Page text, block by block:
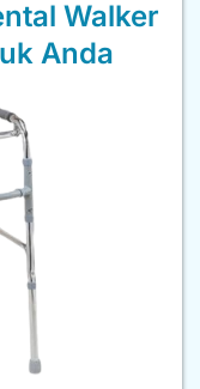
Walker
Anda